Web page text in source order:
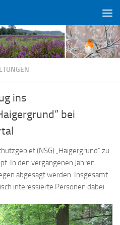
ins
bei
(NSG) „Haigergrund“ zu
In den vergangenen Jahren
abgesagt werden. Insgesamt
interessierte Personen dabei.